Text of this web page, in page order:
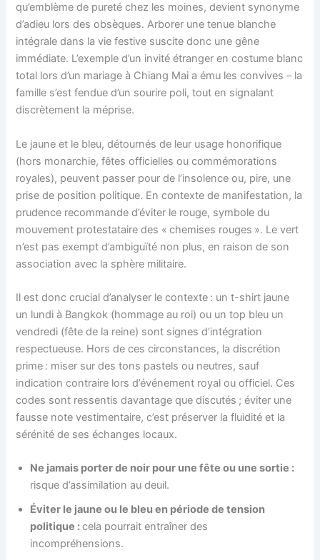
qu’emblème de pureté chez les moines, devient synonyme
d’adieu lors des obsèques. Arborer une tenue blanche
intégrale dans la vie festive suscite donc une gêne
immédiate. L’exemple d’un invité étranger en costume blanc
total lors d’un mariage à Chiang Mai a ému les convives – la
famille s’est fendue d’un sourire poli, tout en signalant
discrètement la méprise.
Le jaune et le bleu, détournés de leur usage honorifique
(hors monarchie, fêtes officielles ou commémorations
royales), peuvent passer pour de l’insolence ou, pire, une
prise de position politique. En contexte de manifestation, la
prudence recommande d’éviter le rouge, symbole du
mouvement protestataire des « chemises rouges ». Le vert
n’est pas exempt d’ambiguïté non plus, en raison de son
association avec la sphère militaire.
Il est donc crucial d’analyser le contexte : un t-shirt jaune
un lundi à Bangkok (hommage au roi) ou un top bleu un
vendredi (fête de la reine) sont signes d’intégration
respectueuse. Hors de ces circonstances, la discrétion
prime : miser sur des tons pastels ou neutres, sauf
indication contraire lors d’événement royal ou officiel. Ces
codes sont ressentis davantage que discutés ; éviter une
fausse note vestimentaire, c’est préserver la fluidité et la
sérénité de ses échanges locaux.
Ne jamais porter de noir pour une fête ou une sortie :
risque d’assimilation au deuil.
Éviter le jaune ou le bleu en période de tension
politique :cela pourrait entraîner des
incompréhensions.